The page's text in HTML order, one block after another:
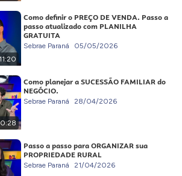
Como definir o PREÇO DE VENDA. Passo a
passo atualizado com PLANILHA
GRATUITA
Sebrae Paraná 05/05/2026
Como planejar a SUCESSÃO FAMILIAR do
NEGÓCIO.
Sebrae Paraná 28/04/2026
Passo a passo para ORGANIZAR sua
PROPRIEDADE RURAL
Sebrae Paraná 21/04/2026